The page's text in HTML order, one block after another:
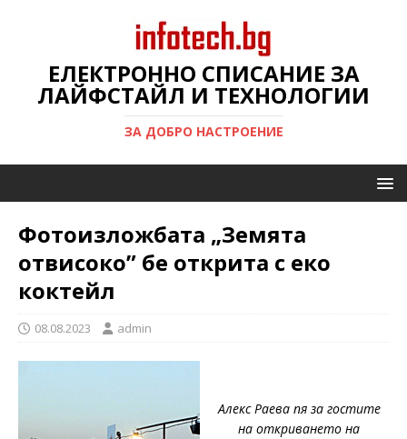
ЕЛЕКТРОННО СПИСАНИЕ ЗА
ЛАЙФСТАЙЛ И ТЕХНОЛОГИИ
ЗА ДОБРО НАСТРОЕНИЕ
Фотоизложбата „Земята
отвисоко” бе открита с еко
коктейл
08.08.2023 admin
Алекс Раева пя за гостите
на откриването на